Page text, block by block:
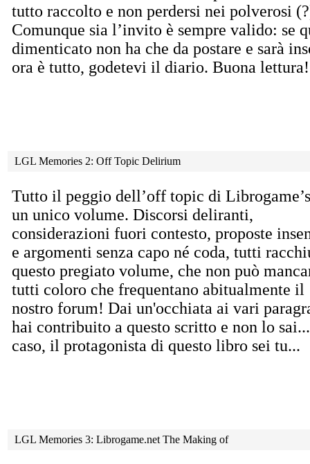
tutto raccolto e non perdersi nei polverosi
Comunque sia l’invito è sempre valido: se
dimenticato non ha che da postare e sarà
ora è tutto, godetevi il diario. Buona lettura!
LGL Memories 2: Off Topic Delirium
Tutto il peggio dell’off topic di
un unico volume. Discorsi deliranti,
considerazioni fuori contesto, proposte
e argomenti senza capo né coda, tutti
questo pregiato volume, che non può
tutti coloro che frequentano abitualmente il
nostro forum! Dai un'occhiata ai vari
hai contribuito a questo scritto e non lo
caso, il protagonista di questo libro sei tu...
LGL Memories 3: Librogame.net The Making of